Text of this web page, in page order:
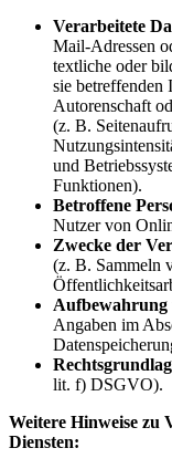
Verarbeitete
Mail-Adressen
textliche oder
sie
Autorenschaft
(z. B.
und
Funktionen).
Betroffene
Nutzer von
Zwecke der
(z. B. Sammeln
Aufbewahrung
Angaben im
lit. f) DSGVO).
Weitere Hinweise zu
Diensten: